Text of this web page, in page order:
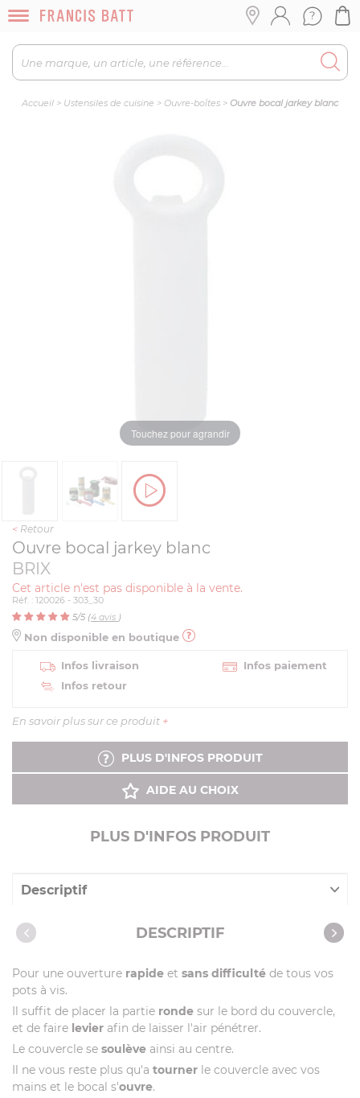
Accueil > Ustensiles de cuisine > Ouvre-boîtes > Ouvre bocal jarkey blanc
Touchez pour agrandir
< Retour
Ouvre bocal jarkey blanc
BRIX
Cet article n'est pas disponible à la vente.
Réf. : 120026 - 303_30
5/5 (4 avis )
Non disponible en boutique
Infos livraison
Infos paiement
Infos retour
En savoir plus sur ce produit +
PLUS D'INFOS PRODUIT
AIDE AU CHOIX
PLUS D'INFOS PRODUIT
Descriptif
Caractéristiques
DESCRIPTIF
Pour une ouverture rapide et sans difficulté de tous vos
pots à vis.
Il suffit de placer la partie ronde sur le bord du couvercle,
et de faire levier afin de laisser l'air pénétrer.
Le couvercle se soulève ainsi au centre.
Il ne vous reste plus qu'a tourner le couvercle avec vos
mains et le bocal s'ouvre.